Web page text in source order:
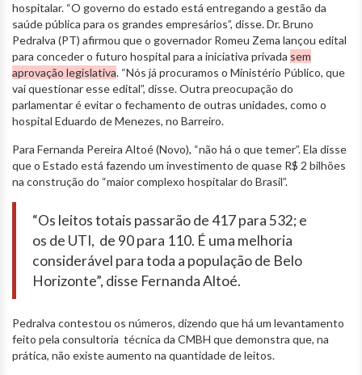
hospitalar. “O governo do estado está entregando a gestão da
saúde pública para os grandes empresários”, disse. Dr. Bruno
Pedralva (PT) afirmou que o governador Romeu Zema lançou edital
para conceder o futuro hospital para a iniciativa privada sem
aprovação legislativa. “Nós já procuramos o Ministério Público, que
vai questionar esse edital”, disse. Outra preocupação do
parlamentar é evitar o fechamento de outras unidades, como o
hospital Eduardo de Menezes, no Barreiro.
Para Fernanda Pereira Altoé (Novo), “não há o que temer”. Ela disse
que o Estado está fazendo um investimento de quase R$ 2 bilhões
na construção do “maior complexo hospitalar do Brasil”.
“Os leitos totais passarão de 417 para 532; e
os de UTI, de 90 para 110. É uma melhoria
considerável para toda a população de Belo
Horizonte”, disse Fernanda Altoé.
Pedralva contestou os números, dizendo que há um levantamento
feito pela consultoria técnica da CMBH que demonstra que, na
prática, não existe aumento na quantidade de leitos.